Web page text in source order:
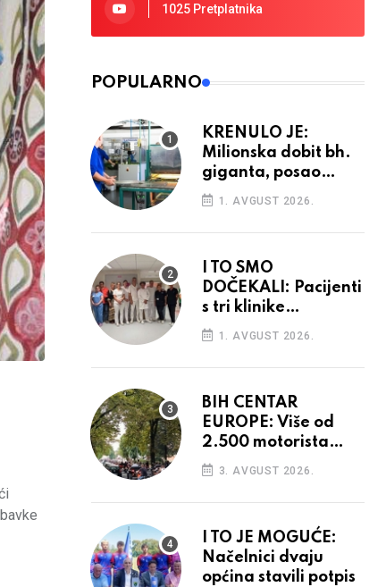
1025 Pretplatnika
POPULARNO
KRENULO JE:
Milionska dobit bh.
giganta, posao
ponovno cvjeta
1. AVGUST 2026.
I TO SMO
DOČEKALI: Pacijenti
s tri klinike
preseljeni u nove
prostore
1. AVGUST 2026.
BIH CENTAR
EUROPE: Više od
2.500 motorista
defiliralo gradom
3. AVGUST 2026.
I TO JE MOGUĆE:
Načelnici dvaju
općina stavili potpis